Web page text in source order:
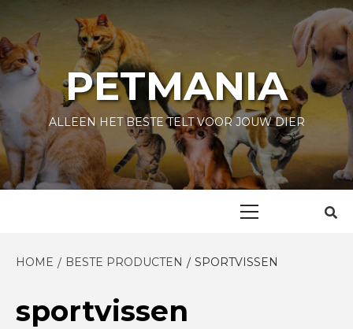
content
PETMANIA
ALLEEN HET BESTE TELT VOOR JOUW DIER
HOME BESTE PRODUCTEN SPORTVISSEN
sportvissen